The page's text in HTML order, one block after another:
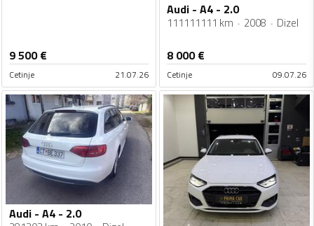
9 500€
Cetinje 21.07.26
Audi - A4 - 2.0
111111111 km 2008 Dizel
8 000€
Cetinje 09.07.26
Audi - A4 - 2.0